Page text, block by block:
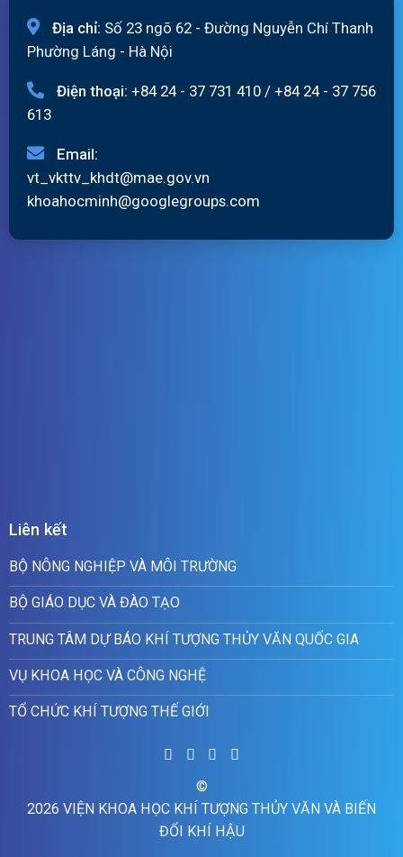
Địa chỉ: Số 23 ngõ 62 - Đường Nguyễn Chí Thanh
Phường Láng - Hà Nội
Điện thoại: +84 24 - 37 731 410 / +84 24 - 37 756
613
Email:
vt_vkttv_khdt@mae.gov.vn
khoahocminh@googlegroups.com
Liên kết
BỘ NÔNG NGHIỆP VÀ MÔI TRƯỜNG
BỘ GIÁO DỤC VÀ ĐÀO TẠO
TRUNG TÂM DỰ BÁO KHÍ TƯỢNG THỦY VĂN QUỐC GIA
VỤ KHOA HỌC VÀ CÔNG NGHỆ
TỔ CHỨC KHÍ TƯỢNG THẾ GIỚI
©
2026 VIỆN KHOA HỌC KHÍ TƯỢNG THỦY VĂN VÀ BIẾN
ĐỔI KHÍ HẬU